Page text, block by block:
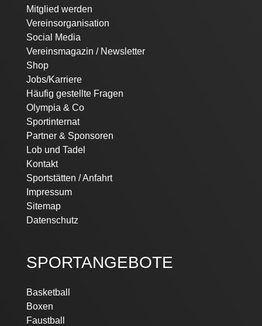
Navigation
überspringen
Mitglied werden
Vereinsorganisation
Social Media
Vereinsmagazin / Newsletter
Shop
Jobs/Karriere
Häufig gestellte Fragen
Olympia & Co
Sportinternat
Partner & Sponsoren
Lob und Tadel
Kontakt
Sportstätten / Anfahrt
Impressum
Sitemap
Datenschutz
SPORTANGEBOTE
Navigation
überspringen
Basketball
Boxen
Faustball